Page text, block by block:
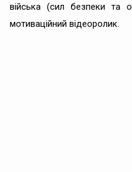
війська (сил безпеки та
мотиваційний відеоролик.